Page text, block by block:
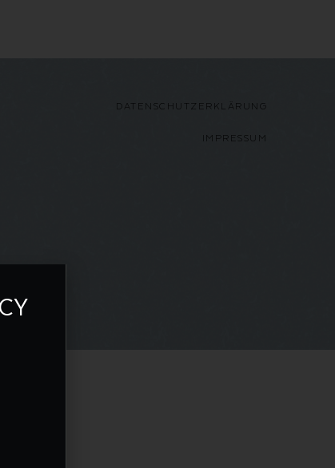
DATENSCHUTZERKLÄRUNG
IMPRESSUM